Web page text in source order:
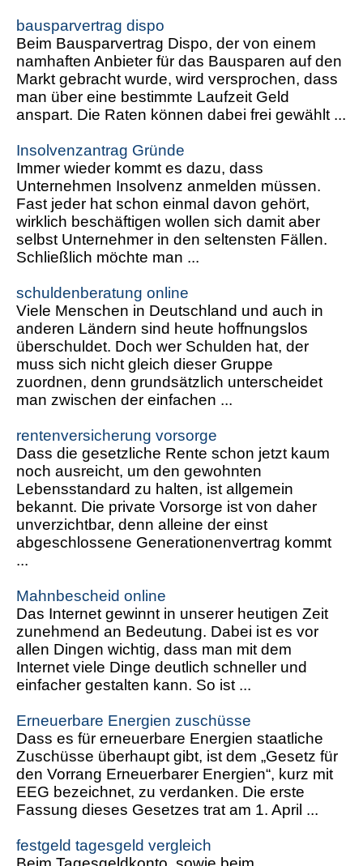
bausparvertrag dispo
Beim Bausparvertrag Dispo, der von einem
namhaften Anbieter für das Bausparen auf den
Markt gebracht wurde, wird versprochen, dass
man über eine bestimmte Laufzeit Geld
anspart. Die Raten können dabei frei gewählt ...
Insolvenzantrag Gründe
Immer wieder kommt es dazu, dass
Unternehmen Insolvenz anmelden müssen.
Fast jeder hat schon einmal davon gehört,
wirklich beschäftigen wollen sich damit aber
selbst Unternehmer in den seltensten Fällen.
Schließlich möchte man ...
schuldenberatung online
Viele Menschen in Deutschland und auch in
anderen Ländern sind heute hoffnungslos
überschuldet. Doch wer Schulden hat, der
muss sich nicht gleich dieser Gruppe
zuordnen, denn grundsätzlich unterscheidet
man zwischen der einfachen ...
rentenversicherung vorsorge
Dass die gesetzliche Rente schon jetzt kaum
noch ausreicht, um den gewohnten
Lebensstandard zu halten, ist allgemein
bekannt. Die private Vorsorge ist von daher
unverzichtbar, denn alleine der einst
abgeschlossene Generationenvertrag kommt
...
Mahnbescheid online
Das Internet gewinnt in unserer heutigen Zeit
zunehmend an Bedeutung. Dabei ist es vor
allen Dingen wichtig, dass man mit dem
Internet viele Dinge deutlich schneller und
einfacher gestalten kann. So ist ...
Erneuerbare Energien zuschüsse
Dass es für erneuerbare Energien staatliche
Zuschüsse überhaupt gibt, ist dem „Gesetz für
den Vorrang Erneuerbarer Energien“, kurz mit
EEG bezeichnet, zu verdanken. Die erste
Fassung dieses Gesetzes trat am 1. April ...
festgeld tagesgeld vergleich